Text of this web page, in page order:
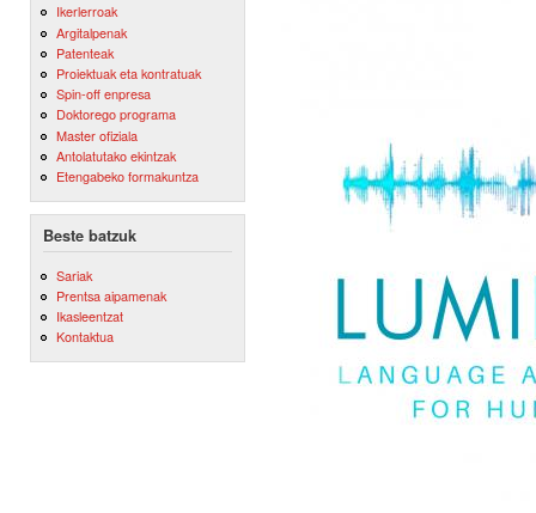
Ikerlerroak
Argitalpenak
Patenteak
Proiektuak eta kontratuak
Spin-off enpresa
Doktorego programa
Master ofiziala
Antolatutako ekintzak
Etengabeko formakuntza
Beste batzuk
Sariak
Prentsa aipamenak
Ikasleentzat
Kontaktua